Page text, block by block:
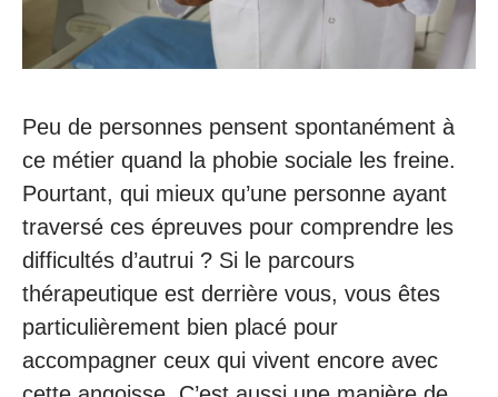
Peu de personnes pensent spontanément à
ce métier quand la phobie sociale les freine.
Pourtant, qui mieux qu’une personne ayant
traversé ces épreuves pour comprendre les
difficultés d’autrui ? Si le parcours
thérapeutique est derrière vous, vous êtes
particulièrement bien placé pour
accompagner ceux qui vivent encore avec